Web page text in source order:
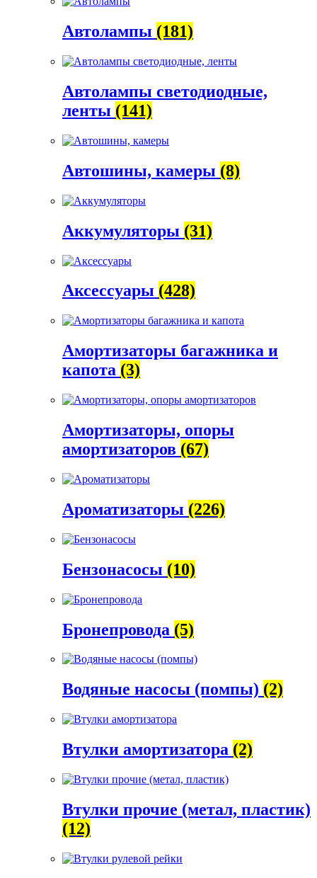
Автолампы (181)
Автолампы светодиодные,
ленты (141)
Автошины, камеры (8)
Аккумуляторы (31)
Аксессуары (428)
Амортизаторы багажника и
капота (3)
Амортизаторы, опоры
амортизаторов (67)
Ароматизаторы (226)
Бензонасосы (10)
Бронепровода (5)
Водяные насосы (помпы) (2)
Втулки амортизатора (2)
Втулки прочие (метал, пластик)
(12)